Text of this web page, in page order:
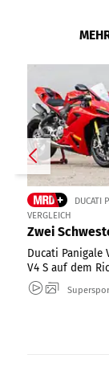
DUCATI
VERGLEICH
Zwei
Ducati Panigale
V4 S auf dem